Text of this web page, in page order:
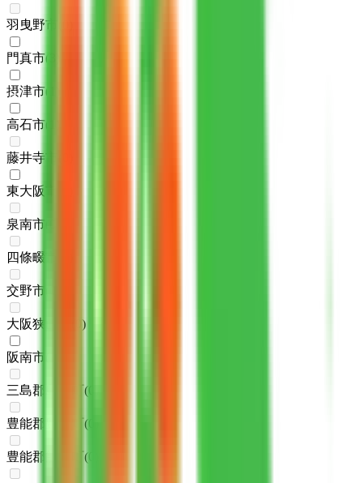
羽曳野市
門真市(
摂津市(
高石市
藤井寺市
東大阪市
泉南市
四條畷市
交野市
大阪狭山市 )
阪南市
三島郡島本町(
豊能郡豊能町(
豊能郡能勢町(